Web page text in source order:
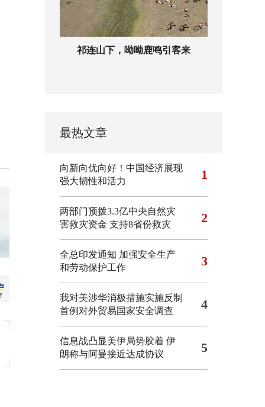
祁连山下，呦呦鹿鸣引客来
最热文章
向新向优向好！中国经济展现
强大韧性和活力
1
两部门预拨3.3亿中央自然灾
害救灾资金 支持8省份救灾
2
全总印发通知 加强安全生产
和劳动保护工作
3
我对美涉华消极措施实施反制
首例对外贸易国家安全调查
4
信息战凸显美伊局势胶着 伊
朗称与阿曼接近达成协议
5